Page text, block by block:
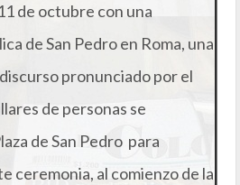
de octubre con una
de San Pedro en Roma, una
pronunciado por el
de personas se
de San Pedro para
ceremonia, al comienzo de la